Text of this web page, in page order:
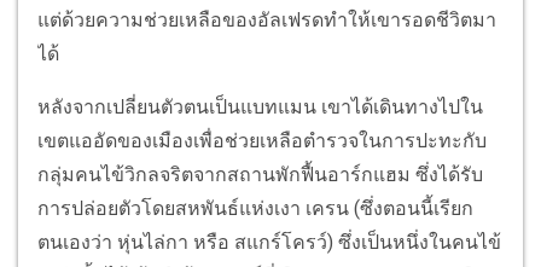
แต่ด้วยความช่วยเหลือของอัลเฟรดทำให้เขารอดชีวิตมา
ได้
หลังจากเปลี่ยนตัวตนเป็นแบทแมน เขาได้เดินทางไปใน
เขตแออัดของเมืองเพื่อช่วยเหลือตำรวจในการปะทะกับ
กลุ่มคนไข้วิกลจริตจากสถานพักฟื้นอาร์กแฮม ซึ่งได้รับ
การปล่อยตัวโดยสหพันธ์แห่งเงา เครน (ซึ่งตอนนี้เรียก
ตนเองว่า หุ่นไล่กา หรือ สแกร์โครว์) ซึ่งเป็นหนึ่งในคนไข้